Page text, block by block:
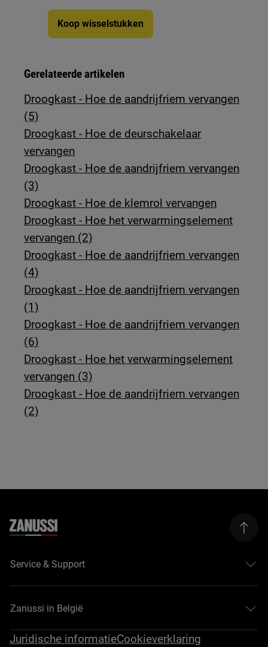
Koop wisselstukken
Gerelateerde artikelen
Droogkast - Hoe de aandrijfriem vervangen
(5)
Droogkast - Hoe de deurschakelaar
vervangen
Droogkast - Hoe de aandrijfriem vervangen
(3)
Droogkast - Hoe de klemrol vervangen
Droogkast - Hoe het verwarmingselement
vervangen (2)
Droogkast - Hoe de aandrijfriem vervangen
(4)
Droogkast - Hoe de aandrijfriem vervangen
(1)
Droogkast - Hoe de aandrijfriem vervangen
(6)
Droogkast - Hoe het verwarmingselement
vervangen (3)
Droogkast - Hoe de aandrijfriem vervangen
(2)
Service & Support
Zanussi in België
Juridische informatieCookieverklaring